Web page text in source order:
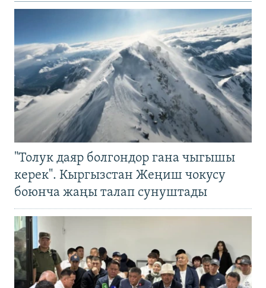
"Толук даяр болгондор гана чыгышы
керек". Кыргызстан Жеңиш чокусу
боюнча жаңы талап сунуштады